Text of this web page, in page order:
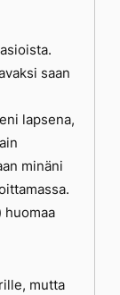
saan
lapsena,
minäni
huomaa
mutta